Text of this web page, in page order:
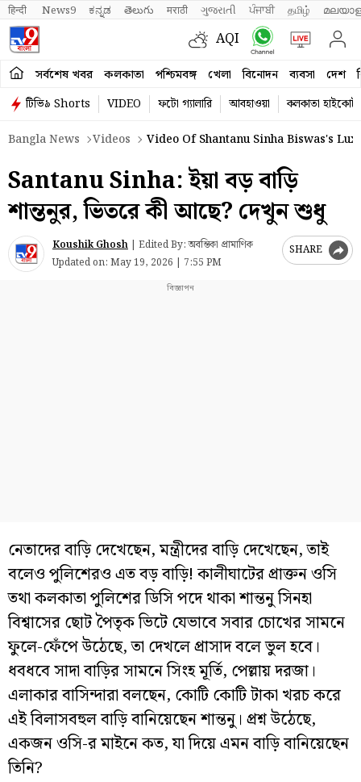
हिन्दी News9 ಕನ್ನಡ తెలుగు मराठी ગુજરાતી ਪੰਜਾਬੀ தமிழ்
AQI
সর্বশেষ খবর কলকাতা পশ্চিমবঙ্গ খেলা বিনোদন ব্যবসা দেশ
টিভি৯ Shorts VIDEO ফটো গ্যালারি আবহাওয়া
কলকাতা হাইকোর্ট
Bangla News
Videos Video Of Shantanu Sinha Biswas's
Santanu Sinha: ইয়া বড় বাড়ি
শান্তনুর, ভিতরে কী আছে? দেখুন শুধু
Koushik Ghosh | Edited By: অবন্তিকা প্রামাণিক
Updated on: May 19, 2026 | 7:55 PM
SHARE
নেতাদের বাড়ি দেখেছেন, মন্ত্রীদের বাড়ি দেখেছেন, তাই
বলেও পুলিশেরও এত বড় বাড়ি! কালীঘাটের প্রাক্তন ওসি
তথা কলকাতা পুলিশের ডিসি পদে থাকা শান্তনু সিনহা
বিশ্বাসের ছোট পৈতৃক ভিটে যেভাবে সবার চোখের সামনে
ফুলে-ফেঁপে উঠেছে, তা দেখলে প্রাসাদ বলে ভুল হবে।
ধবধবে সাদা বাড়ির সামনে সিংহ মূর্তি, পেল্লায় দরজা।
এলাকার বাসিন্দারা বলছেন, কোটি কোটি টাকা খরচ করে
এই বিলাসবহুল বাড়ি বানিয়েছেন শান্তনু। প্রশ্ন উঠেছে,
একজন ওসি-র মাইনে কত, যা দিয়ে এমন বাড়ি বানিয়েছেন
তিনি?